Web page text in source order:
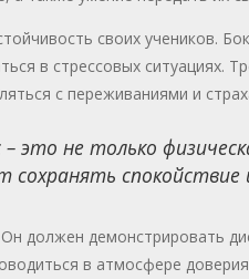
своих учеников.
в стрессовых ситуациях.
с переживаниями и
это не только
спокойствие
должен демонстрировать
в атмосфере